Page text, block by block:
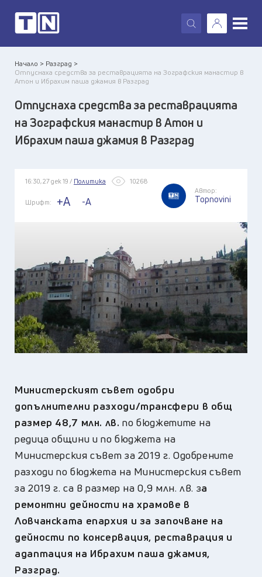
X
Начало > Разград >
Отпуснаха средства за реставрацията на Зографския манастир в
Атон и Ибрахим паша джамия в Разград
Отпуснаха средства за реставрацията
на Зографския манастир в Атон и
Ибрахим паша джамия в Разград
16:30, 27 дек 19 / Политика 10268
Шрифт: +A -A
Автор:
Topnovini
Министерският съвет одобри
допълнителни разходи/трансфери в общ
размер 48,7 млн. лв. по бюджетите на
редица общини и по бюджета на
Министерския съвет за 2019 г. Одобрените
разходи по бюджета на Министерския съвет
за 2019 г. са в размер на 0,9 млн. лв. за
ремонтни дейности на храмове в
Ловчанската епархия и за започване на
дейности по консервация, реставрация и
адаптация на Ибрахим паша джамия,
Разград.